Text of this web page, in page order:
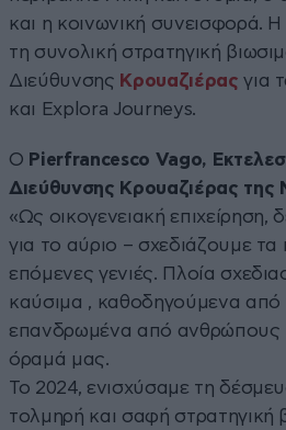
και η κοινωνική συνεισφορά.
τη συνολική στρατηγική
Διεύθυνσης Κρουαζιέρας για
και Explora Journeys.
Ο Pierfrancesco Vago,
Διεύθυνσης Κρουαζιέρας της
«Ως οικογενειακή επιχείρηση,
για το αύριο – σχεδιάζουμε τα
επόμενες γενιές. Πλοία
καύσιμα , καθοδηγούμενα από
επανδρωμένα από ανθρώπους
όραμά μας.
Το 2024, ενισχύσαμε τη
τολμηρή και σαφή στρατηγική